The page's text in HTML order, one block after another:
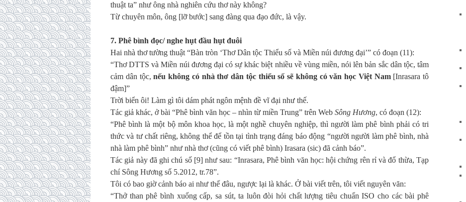
thuật ta” như ông nhà nghiên cứu thơ này không?
Từ chuyên môn, ông [lỡ bước] sang đàng qua đạo đức, là vậy.
7. Phê bình đọc/ nghe hụt đầu hụt đuôi
Hai nhà thơ tường thuật “Bàn tròn ‘Thơ Dân tộc Thiểu số và Miền núi đương đại’” có đoạn (11):
“Thơ DTTS và Miền núi đương đại có sự khác biệt nhiều về vùng miền, nói lên bản sắc dân tộc, tâm
cảm dân tộc,nếu không có nhà thơ dân tộc thiểu số sẽ không có văn học Việt Nam[Inrasara tô
đậm]”
Trời biển ôi! Làm gì tôi dám phát ngôn mệnh đề vĩ đại như thế.
Tác giả khác, ở bài “Phê bình văn học – nhìn từ miền Trung” trên Web Sông Hương, có đoạn (12):
“Phê bình là một bộ môn khoa học, là một nghề chuyên nghiệp, thì người làm phê bình phải có tri
thức và tư chất riêng, không thể để tồn tại tình trạng đáng báo động “người người làm phê bình, nhà
nhà làm phê bình” như nhà thơ (cũng có viết phê bình) Irasara (sic) đã cảnh báo”.
Tác giả này đã ghi chú số [9] như sau: “Inrasara, Phê bình văn học: hội chứng rên rỉ và đổ thừa, Tạp
chí Sông Hương số 5.2012, tr.78”.
Tôi có bao giờ cảnh báo ai như thế đâu, ngược lại là khác. Ở bài viết trên, tôi viết nguyên văn:
“Thở than phê bình xuống cấp, sa sút, ta luôn đòi hỏi chất lượng tiêu chuẩn ISO cho các bài phê